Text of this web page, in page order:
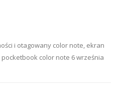
i otagowany color note, ekran
pocketbook color note 6 września